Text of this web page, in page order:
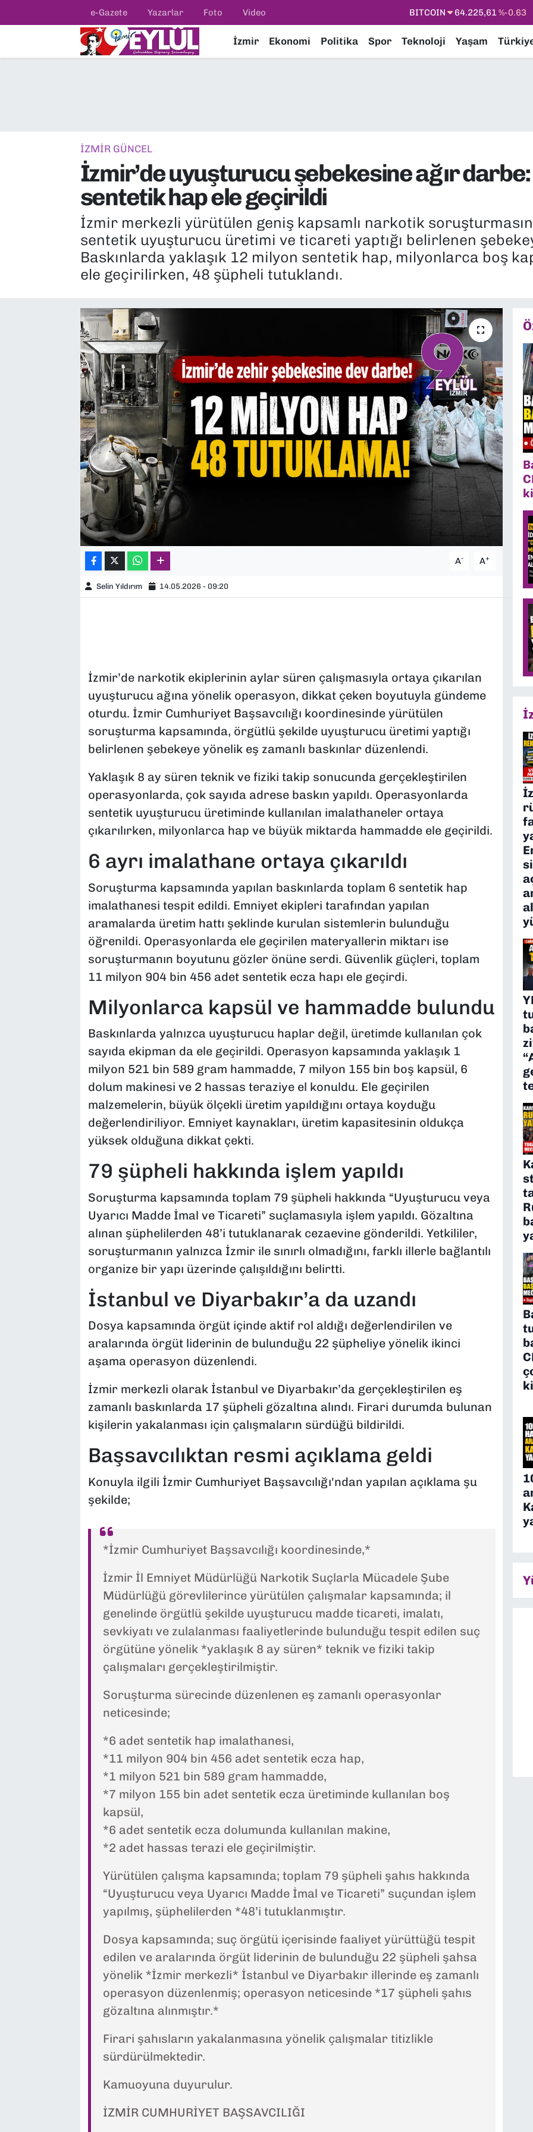
e-Gazete Yazarlar Foto Video DOLAR 47,7143%0.16
EURO
55,0317
%-0.02
STERLİN
64,2463%0.07
İzmir Ekonomi Politika Spor Teknoloji Yaşam
İZMİR GÜNCEL
İzmir’de uyuşturucu şebekesine ağır
sentetik hap ele geçirildi
İzmir merkezli yürütülen geniş kapsamlı narkotik
sentetik uyuşturucu üretimi ve ticareti yaptığı belirlenen
Baskınlarda yaklaşık 12 milyon sentetik hap, milyonlarca boş
ele geçirilirken, 48 şüpheli tutuklandı.
A- A+
Selin Yıldırım 14.05.2026 - 09:20
İzmir’de narkotik ekiplerinin aylar süren çalışmasıyla ortaya çıkarılan
uyuşturucu ağına yönelik operasyon, dikkat çeken boyutuyla gündeme
oturdu. İzmir Cumhuriyet Başsavcılığı koordinesinde yürütülen
soruşturma kapsamında, örgütlü şekilde uyuşturucu üretimi yaptığı
belirlenen şebekeye yönelik eş zamanlı baskınlar düzenlendi.
Yaklaşık 8 ay süren teknik ve fiziki takip sonucunda gerçekleştirilen
operasyonlarda, çok sayıda adrese baskın yapıldı. Operasyonlarda
sentetik uyuşturucu üretiminde kullanılan imalathaneler ortaya
çıkarılırken, milyonlarca hap ve büyük miktarda hammadde ele geçirildi.
6 ayrı imalathane ortaya çıkarıldı
Soruşturma kapsamında yapılan baskınlarda toplam 6 sentetik hap
imalathanesi tespit edildi. Emniyet ekipleri tarafından yapılan
aramalarda üretim hattı şeklinde kurulan sistemlerin bulunduğu
öğrenildi. Operasyonlarda ele geçirilen materyallerin miktarı ise
soruşturmanın boyutunu gözler önüne serdi. Güvenlik güçleri, toplam
11 milyon 904 bin 456 adet sentetik ecza hapı ele geçirdi.
Milyonlarca kapsül ve hammadde bulundu
Baskınlarda yalnızca uyuşturucu haplar değil, üretimde kullanılan çok
sayıda ekipman da ele geçirildi. Operasyon kapsamında yaklaşık 1
milyon 521 bin 589 gram hammadde, 7 milyon 155 bin boş kapsül, 6
dolum makinesi ve 2 hassas teraziye el konuldu. Ele geçirilen
malzemelerin, büyük ölçekli üretim yapıldığını ortaya koyduğu
değerlendiriliyor. Emniyet kaynakları, üretim kapasitesinin oldukça
yüksek olduğuna dikkat çekti.
79 şüpheli hakkında işlem yapıldı
Soruşturma kapsamında toplam 79 şüpheli hakkında “Uyuşturucu veya
Uyarıcı Madde İmal ve Ticareti” suçlamasıyla işlem yapıldı. Gözaltına
alınan şüphelilerden 48’i tutuklanarak cezaevine gönderildi. Yetkililer,
soruşturmanın yalnızca İzmir ile sınırlı olmadığını, farklı illerle bağlantılı
organize bir yapı üzerinde çalışıldığını belirtti.
İstanbul ve Diyarbakır’a da uzandı
Dosya kapsamında örgüt içinde aktif rol aldığı değerlendirilen ve
aralarında örgüt liderinin de bulunduğu 22 şüpheliye yönelik ikinci
aşama operasyon düzenlendi.
İzmir merkezli olarak İstanbul ve Diyarbakır’da gerçekleştirilen eş
zamanlı baskınlarda 17 şüpheli gözaltına alındı. Firari durumda bulunan
kişilerin yakalanması için çalışmaların sürdüğü bildirildi.
Başsavcılıktan resmi açıklama geldi
Konuyla ilgili İzmir Cumhuriyet Başsavcılığı'ndan yapılan açıklama şu
şekilde;
*İzmir Cumhuriyet Başsavcılığı koordinesinde,*
İzmir İl Emniyet Müdürlüğü Narkotik Suçlarla Mücadele Şube
Müdürlüğü görevlilerince yürütülen çalışmalar kapsamında; il
genelinde örgütlü şekilde uyuşturucu madde ticareti, imalatı,
sevkiyatı ve zulalanması faaliyetlerinde bulunduğu tespit edilen suç
örgütüne yönelik *yaklaşık 8 ay süren* teknik ve fiziki takip
çalışmaları gerçekleştirilmiştir.
Soruşturma sürecinde düzenlenen eş zamanlı operasyonlar
neticesinde;
*6 adet sentetik hap imalathanesi,
*11 milyon 904 bin 456 adet sentetik ecza hap,
*1 milyon 521 bin 589 gram hammadde,
*7 milyon 155 bin adet sentetik ecza üretiminde kullanılan boş
kapsül,
*6 adet sentetik ecza dolumunda kullanılan makine,
*2 adet hassas terazi ele geçirilmiştir.
Yürütülen çalışma kapsamında; toplam 79 şüpheli şahıs hakkında
“Uyuşturucu veya Uyarıcı Madde İmal ve Ticareti” suçundan işlem
yapılmış, şüphelilerden *48’i tutuklanmıştır.
Dosya kapsamında; suç örgütü içerisinde faaliyet yürüttüğü tespit
edilen ve aralarında örgüt liderinin de bulunduğu 22 şüpheli şahsa
yönelik *İzmir merkezli* İstanbul ve Diyarbakır illerinde eş zamanlı
operasyon düzenlenmiş; operasyon neticesinde *17 şüpheli şahıs
gözaltına alınmıştır.*
Firari şahısların yakalanmasına yönelik çalışmalar titizlikle
sürdürülmektedir.
Kamuoyuna duyurulur.
İZMİR CUMHURİYET BAŞSAVCILIĞI
Resmi İlanlar
EKONOMİ
KÜLTÜR SANAT
MAGAZİN
TEKNOLOJİ
YEREL YÖNETİMLER
Konak Nöbetçi Eczaneler
Tüm Manşetler
Son Dakika Haberleri
Haber Arşivi